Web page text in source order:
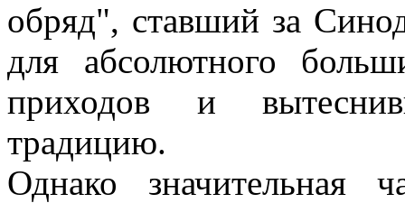
обряд", ставший за
для абсолютного
приходов и
традицию.
Однако значительная